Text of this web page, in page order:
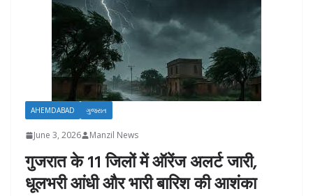
AHEMDABAD ગુજરાત
June 3, 2026 Manzil News
गुजरात के 11 जिलों में ऑरेंज अलर्ट जारी,
धूलभरी आंधी और भारी बारिश की आशंका